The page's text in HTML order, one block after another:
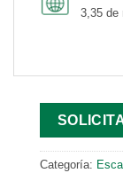
3,35 de
Categoría: